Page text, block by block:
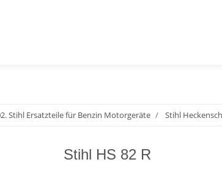
Stihl Ersatzteile für Benzin Motorgeräte Stihl
Stihl HS 82 R